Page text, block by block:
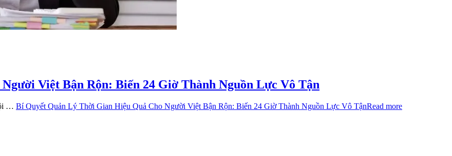
Việt Bận Rộn: Biến 24 Giờ Thành Nguồn Lực Vô Tận
… Bí Quyết Quản Lý Thời Gian Hiệu Quả Cho Người Việt Bận Rộn: Biến 24 Giờ Thành Nguồn Lực Vô TậnRead more